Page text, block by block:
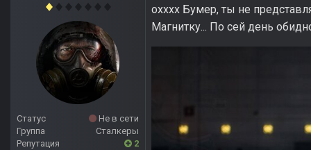
Статус
Не в сети
Группа
Сталкеры
Репутация
2
охххх Бумер, ты не
Магнитку... По сей день